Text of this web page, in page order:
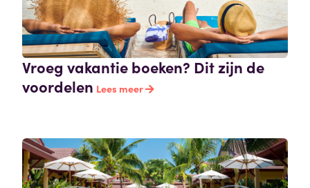
Vroeg vakantie boeken? Dit zijn de
voordelen Lees meer